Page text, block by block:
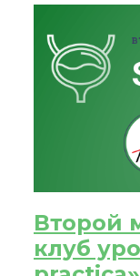
Второй
клуб